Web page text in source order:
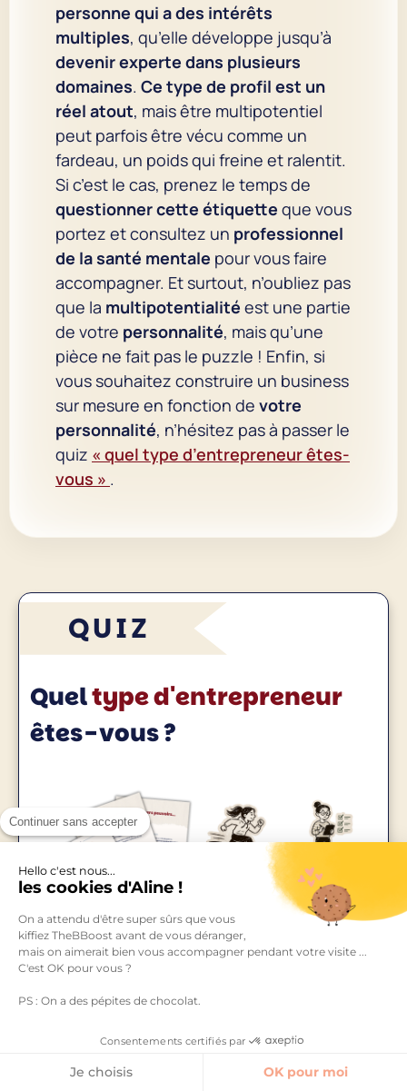
Continuer sans accepter
Hello c'est nous...
les cookies d'Aline !
On a attendu d'être super sûrs que vous
kiffiez TheBBoost avant de vous déranger,
mais on aimerait bien vous accompagner pendant votre visite ...
C'est OK pour vous ?
PS : On a des pépites de chocolat.
Consentements certifiés par
Je choisis OK pour moi
personne qui a des intérêts
multiples, qu’elle développe jusqu’à
devenir experte dans plusieurs
domaines. Ce type de profil est un
réel atout, mais être multipotentiel
peut parfois être vécu comme un
fardeau, un poids qui freine et ralentit.
Si c’est le cas, prenez le temps de
questionner cette étiquette que vous
portez et consultez un professionnel
de la santé mentale pour vous faire
accompagner. Et surtout, n’oubliez pas
que la multipotentialité est une partie
de votre personnalité, mais qu’une
pièce ne fait pas le puzzle ! Enfin, si
vous souhaitez construire un business
sur mesure en fonction de votre
personnalité, n’hésitez pas à passer le
quiz « quel type d’entrepreneur êtes-
vous » .
QUIZ
Queltype d'entrepreneur
êtes-vous ?
meilleures stratégies, ressources et outils,
en fonction de
votre personnalité